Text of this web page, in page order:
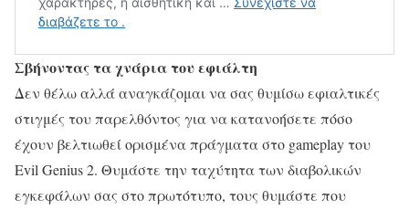
Σβήνοντας τα χνάρια του εφιάλτη
Δεν θέλω αλλά αναγκάζομαι να σας θυμίσω εφιαλτικές
στιγμές του παρελθόντος για να κατανοήσετε πόσο
έχουν βελτιωθεί ορισμένα πράγματα στο gameplay του
Evil Genius 2. Θυμάστε την ταχύτητα των διαβολικών
εγκεφάλων σας στο πρωτότυπο, τους θυμάστε που